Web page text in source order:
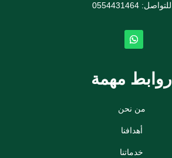
للتواصل: ⁦0554431464
روابط مهمة
من نحن
أهدافنا
خدماتنا